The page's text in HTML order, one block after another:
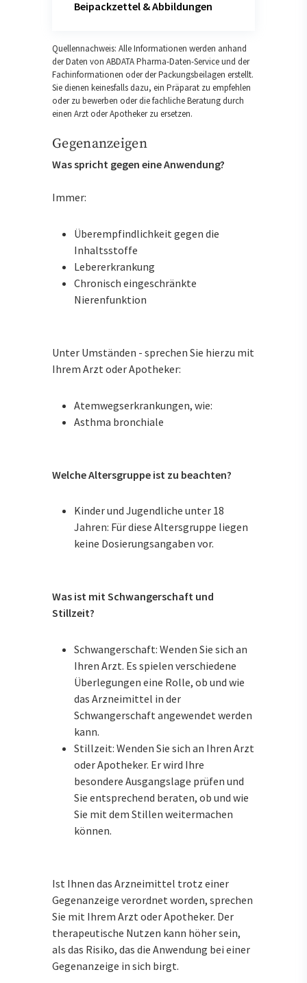
Beipackzettel & Abbildungen
Quellennachweis: Alle Informationen werden anhand
der Daten von ABDATA Pharma-Daten-Service und der
Fachinformationen oder der Packungsbeilagen erstellt.
Sie dienen keinesfalls dazu, ein Präparat zu empfehlen
oder zu bewerben oder die fachliche Beratung durch
einen Arzt oder Apotheker zu ersetzen.
Gegenanzeigen
Was spricht gegen eine Anwendung?
Immer:
Überempfindlichkeit gegen die
Inhaltsstoffe
Lebererkrankung
Chronisch eingeschränkte
Nierenfunktion
Unter Umständen - sprechen Sie hierzu mit
Ihrem Arzt oder Apotheker:
Atemwegserkrankungen, wie:
Asthma bronchiale
Welche Altersgruppe ist zu beachten?
Kinder und Jugendliche unter 18
Jahren: Für diese Altersgruppe liegen
keine Dosierungsangaben vor.
Was ist mit Schwangerschaft und
Stillzeit?
Schwangerschaft: Wenden Sie sich an
Ihren Arzt. Es spielen verschiedene
Überlegungen eine Rolle, ob und wie
das Arzneimittel in der
Schwangerschaft angewendet werden
kann.
Stillzeit: Wenden Sie sich an Ihren Arzt
oder Apotheker. Er wird Ihre
besondere Ausgangslage prüfen und
Sie entsprechend beraten, ob und wie
Sie mit dem Stillen weitermachen
können.
Ist Ihnen das Arzneimittel trotz einer
Gegenanzeige verordnet worden, sprechen
Sie mit Ihrem Arzt oder Apotheker. Der
therapeutische Nutzen kann höher sein,
als das Risiko, das die Anwendung bei einer
Gegenanzeige in sich birgt.